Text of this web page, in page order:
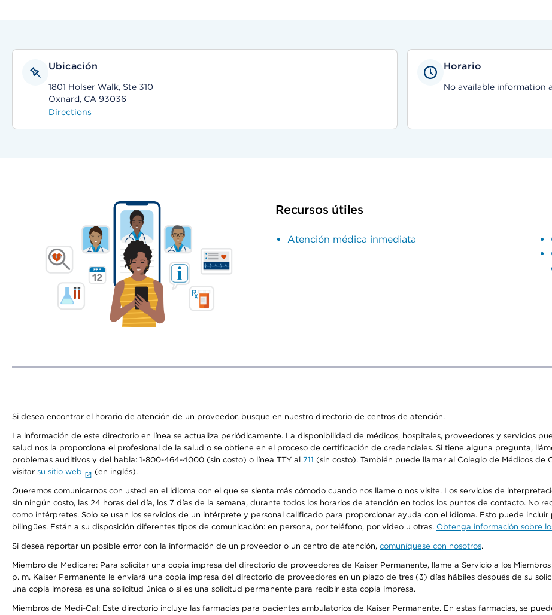
Ubicación
1801 Holser Walk, Ste 310
Oxnard, CA 93036
Directions
Horario
No available information
Recursos útiles
Atención médica inmediata
Si desea encontrar el horario de atención de un proveedor, busque en nuestro directorio de centros de atención.
La información de este directorio en línea se actualiza periódicamente. La disponibilidad de médicos, hospitales, proveedores y servicios
salud nos la proporciona el profesional de la salud o se obtiene en el proceso de certificación de credenciales. Si tiene alguna pregunta,
problemas auditivos y del habla: 1-800-464-4000 (sin costo) o línea TTY al 711 (sin costo). También puede llamar al Colegio de Médicos
visitar su sitio web (en inglés).
Queremos comunicarnos con usted en el idioma con el que se sienta más cómodo cuando nos llame o nos visite. Los servicios de
sin ningún costo, las 24 horas del día, los 7 días de la semana, durante todos los horarios de atención en todos los puntos de contacto. No
como intérpretes. Solo se usan los servicios de un intérprete y personal calificado para proporcionar ayuda con el idioma. Esto puede
bilingües. Están a su disposición diferentes tipos de comunicación: en persona, por teléfono, por video u otras. Obtenga información sobre
Si desea reportar un posible error con la información de un proveedor o un centro de atención, comuníquese con nosotros.
Miembro de Medicare: Para solicitar una copia impresa del directorio de proveedores de Kaiser Permanente, llame a Servicio a los
p. m. Kaiser Permanente le enviará una copia impresa del directorio de proveedores en un plazo de tres (3) días hábiles después de su
una copia impresa es una solicitud única o si es una solicitud permanente para recibir esta copia impresa.
Miembros de Medi-Cal: Este directorio incluye las farmacias para pacientes ambulatorios de Kaiser Permanente. En estas farmacias, se